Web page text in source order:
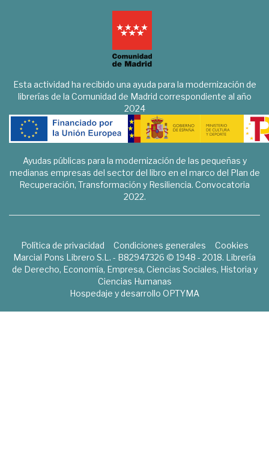
Esta actividad ha recibido una ayuda para la modernización de
librerías de la Comunidad de Madrid correspondiente al año
2024
Ayudas públicas para la modernización de las pequeñas y
medianas empresas del sector del libro en el marco del Plan de
Recuperación, Transformación y Resiliencia. Convocatoria
2022.
Política de privacidad Condiciones generales
Cookies
Marcial Pons Librero S.L. - B82947326 © 1948 - 2018. Librería
de Derecho, Economía, Empresa, Ciencias Sociales, Historia y
Ciencias Humanas
Hospedaje y desarrollo OPTYMA